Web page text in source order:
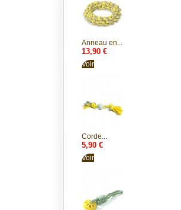
Anneau en...
13,90 €
Voir
Corde...
5,90 €
Voir